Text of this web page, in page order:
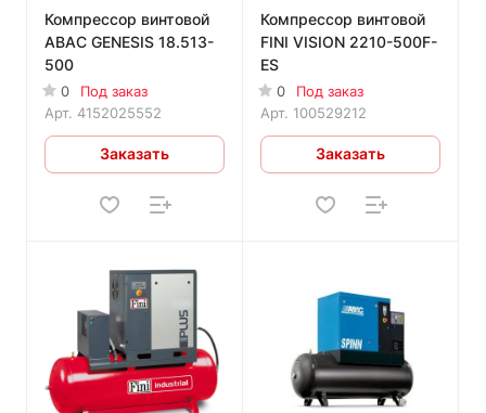
Компрессор винтовой
ABAC GENESIS 18.513-
500
0
Под заказ
Арт. 4152025552
Заказать
Компрессор винтовой
FINI VISION 2210-500F-
ES
0
Под заказ
Арт. 100529212
Заказать